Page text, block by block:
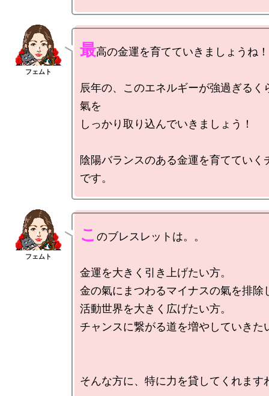
最高の金運を育てていきましょうね！
辰年の、このエネルギーが強過ぎるく
氣を
しっかり取り込んでいきましょう！
陰陽バランスのある金運を育てていく
こ のブレスレットは。。
金運を大きく引き上げたい方。
金の氣にまつわるマイナスの氣を排除
活動世界を大きく広げたい方。
チャンスに繋がる道を増やしていきた